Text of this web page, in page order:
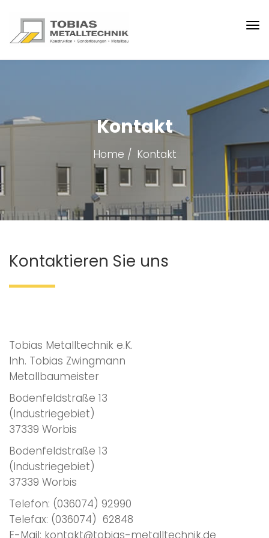
Kontakt
Home Kontakt
Kontaktieren Sie uns
Tobias Metalltechnik e.K.
Inh. Tobias Zwingmann
Metallbaumeister
Bodenfeldstraße 13
(Industriegebiet)
37339 Worbis
Bodenfeldstraße 13
(Industriegebiet)
37339 Worbis
Telefon: (036074) 92990
Telefax: (036074) 62848
E-Mail: kontakt@tobias-metalltechnik.de